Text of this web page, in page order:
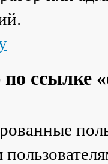
ссылке